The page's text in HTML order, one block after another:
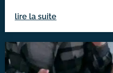
lire la suite